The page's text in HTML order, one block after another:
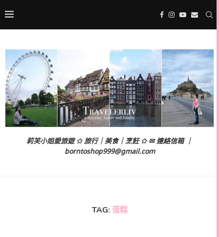
莉芙小姐愛旅遊 ✩ 旅行｜美食｜烹飪 ✩ ✉ 連絡信箱 ｜
borntoshop999@gmail.com
TAG: 蛋糕